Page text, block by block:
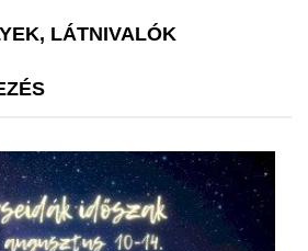
LÁTNIVALÓK